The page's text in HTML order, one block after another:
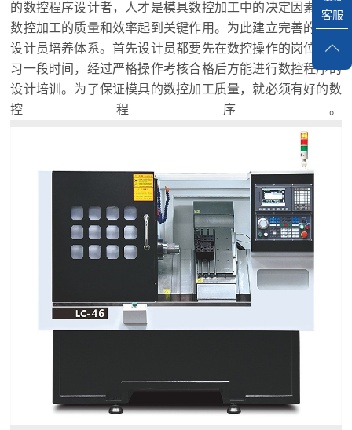
的数控程序设计者，人才是模具数控加工中的决定因素，对
数控加工的质量和效率起到关键作用。为此建立完善的程序
设计员培养体系。首先设计员都要先在数控操作的岗位上实
习一段时间，经过严格操作考核合格后方能进行数控程序的
设计培训。为了保证模具的数控加工质量，就必须有好的数
控程序。
客服